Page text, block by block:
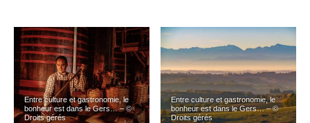
Entre culture et gastronomie, le
bonheur est dans le Gers… – ©
Droits gérés
Entre culture et gastronomie, le
bonheur est dans le Gers… – ©
Droits gérés